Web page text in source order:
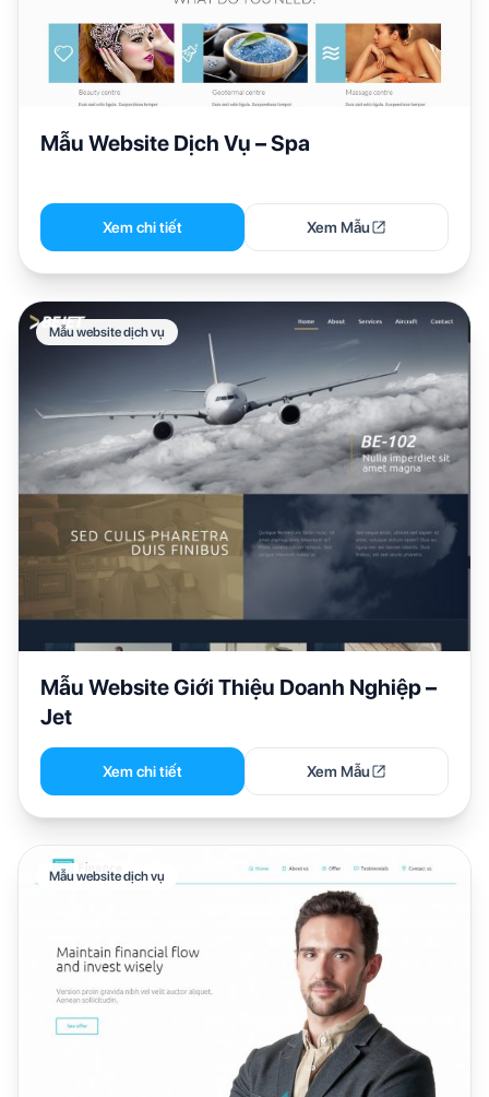
Mẫu Website Dịch Vụ – Spa
Xem chi tiết Xem Mẫu
Mẫu website dịch vụ
Mẫu Website Giới Thiệu Doanh Nghiệp –
Jet
Xem chi tiết Xem Mẫu
Mẫu website dịch vụ